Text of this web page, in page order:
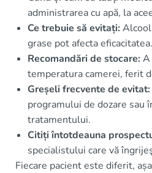
administrarea cu apă, la
Ce trebuie să evitați:
grase pot afecta eficacitatea.
Recomandări de stocare:A
temperatura camerei, ferit
Greșeli frecvente de evitat:
programului de dozare sau
tratamentului.
Citiți întotdeauna
specialistului care vă
Fiecare pacient este diferit,